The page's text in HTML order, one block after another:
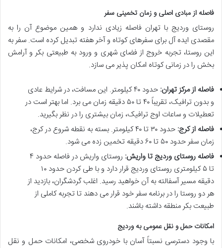
فاصله از مبادی اصلی و زمان تخمینی سفر
روستای وردیج با تهران فاصله زیادی ندارد و همین موضوع آن را به
مقصدی ایده آل برای سفرهای کوتاه و آخر هفته تبدیل کرده است. سفر به
این روستا، تجربه خروج از فضای شهری و ورود به طبیعتی بکر و آرامش
بخش را در زمانی کوتاه امکان پذیر می سازد.
فاصله از مرکز تهران:
حدود ۴۰ کیلومتر. این مسافت، در شرایط عادی
و بدون ترافیک، تقریباً ۴۰ تا ۵۰ دقیقه زمان می برد. اما بهتر است در
تعطیلات و ساعات اوج ترافیک، زمان بیشتری را در نظر بگیرید.
فاصله از کرج:
حدود ۳۰ تا ۴۰ کیلومتر. بسته به نقطه شروع در کرج،
زمان سفر حدود ۵۰ تا ۶۰ دقیقه تخمین زده می شود.
فاصله روستای وردیج تا واریش:
روستای واریش در فاصله حدود ۴
تا ۵ کیلومتری روستای وردیج قرار دارد و با طی کردن حدود ۱۰
دقیقه مسیر آسفالته به آن خواهید رسید. اغلب گردشگران، بازدید از
هر دو روستا را در برنامه سفر خود قرار می دهند تا تجربه کاملی از
طبیعت بکر منطقه داشته باشند.
امکانات حمل و نقل عمومی به وردیج
با وجود دسترسی نسبتاً آسان با خودروی شخصی، امکانات حمل و نقل